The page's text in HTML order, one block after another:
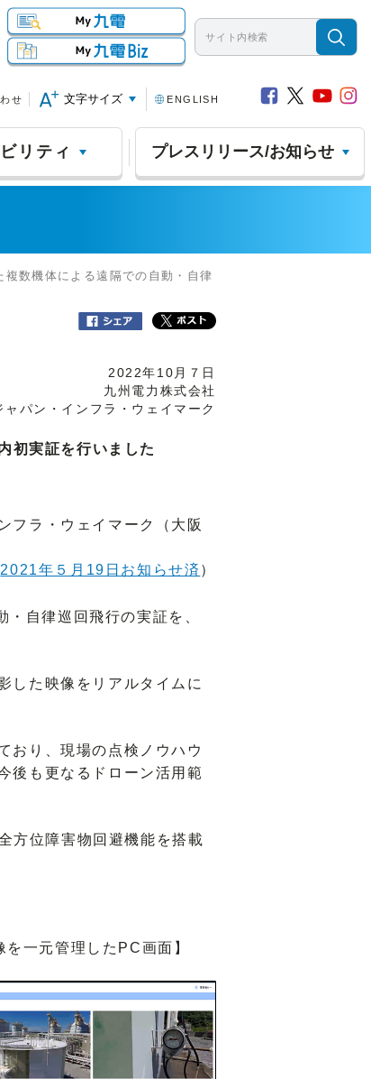
せ 文字サイズ ENGLISH
リティ プレスリリース/お知らせ
数機体による遠隔での自動・自律
2022年10月７日
九州電力株式会社
ャパン・インフラ・ウェイマーク
初実証を行いました
フラ・ウェイマーク（大阪
2021年５月19日お知らせ済 ）
・自律巡回飛行の実証を、
した映像をリアルタイムに
おり、現場の点検ノウハウ
後も更なるドローン活用範
方位障害物回避機能を搭載
を一元管理したPC画面】